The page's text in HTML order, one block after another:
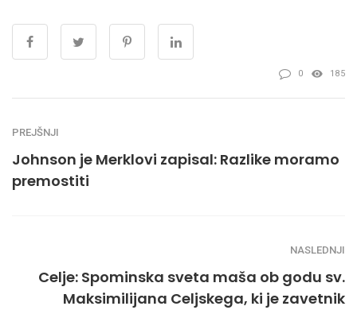
0 185
PREJŠNJI
Johnson je Merklovi zapisal: Razlike moramo
premostiti
NASLEDNJI
Celje: Spominska sveta maša ob godu sv.
Maksimilijana Celjskega, ki je zavetnik